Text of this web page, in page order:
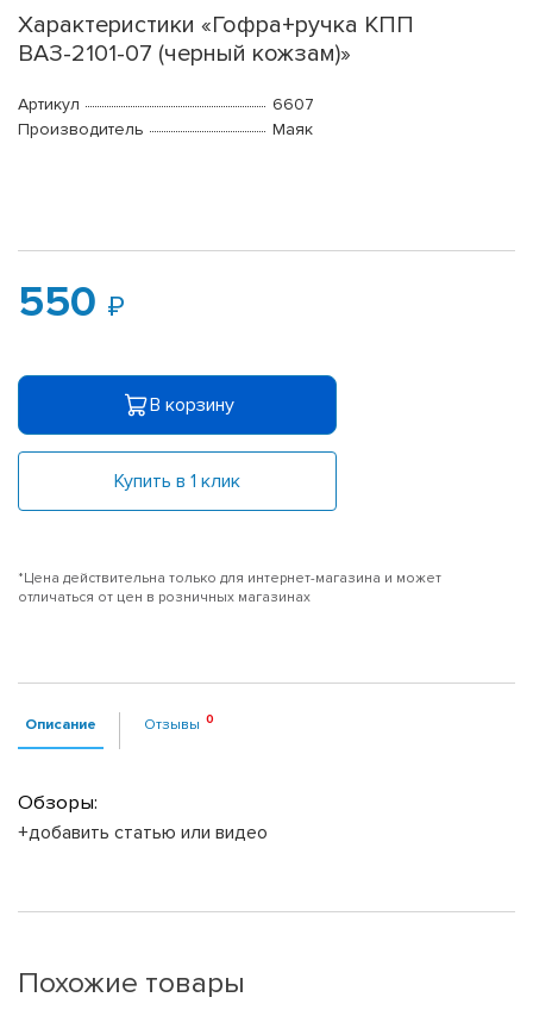
Характеристики «Гофра+ручка КПП
ВАЗ-2101-07 (черный кожзам)»
Артикул
6607
Производитель
Маяк
550
В корзину
Купить в 1 клик
*Цена действительна только для интернет-магазина и может
отличаться от цен в розничных магазинах
Описание Отзывы
Обзоры:
+добавить статью или видео
Похожие товары